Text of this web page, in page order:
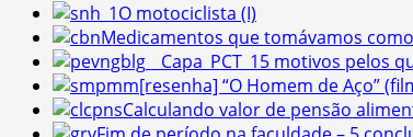
O motociclista (I)
Medicamentos que tomávamos
5 motivos pelos
[resenha] “O Homem de Aço”
Calculando valor de pensão